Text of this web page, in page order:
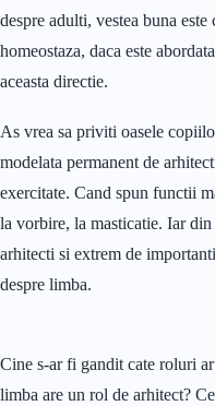
despre adulti, vestea buna
homeostaza, daca este
aceasta directie.
As vrea sa priviti oasele
modelata permanent de
exercitate. Cand spun functii
la vorbire, la masticatie. Iar
arhitecti si extrem de
despre limba.
Cine s-ar fi gandit cate roluri
limba are un rol de arhitect?